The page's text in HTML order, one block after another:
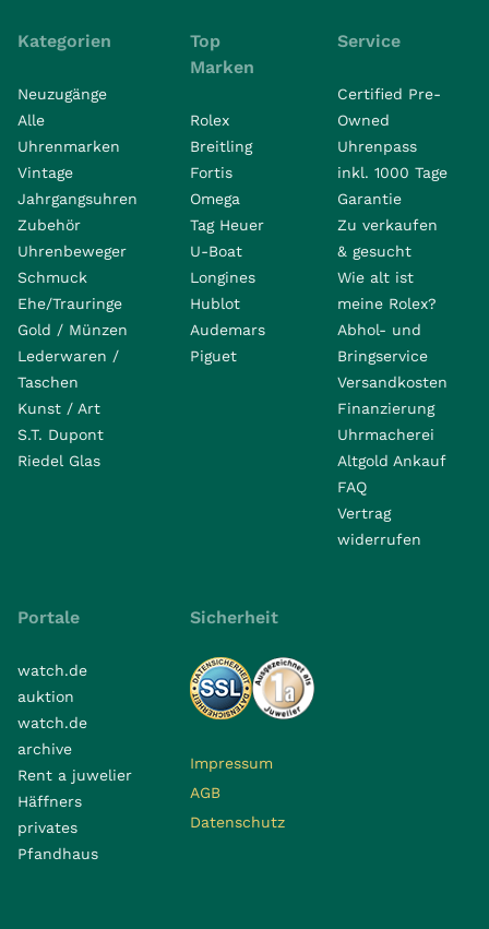
Kategorien
Neuzugänge
Alle
Uhrenmarken
Vintage
Jahrgangsuhren
Zubehör
Uhrenbeweger
Schmuck
Ehe/Trauringe
Gold / Münzen
Lederwaren /
Taschen
Kunst / Art
S.T. Dupont
Riedel Glas
Top
Marken
Rolex
Breitling
Fortis
Omega
Tag Heuer
U-Boat
Longines
Hublot
Audemars
Piguet
Service
Certified Pre-
Owned
Uhrenpass
inkl. 1000 Tage
Garantie
Zu verkaufen
& gesucht
Wie alt ist
meine Rolex?
Abhol- und
Bringservice
Versandkosten
Finanzierung
Uhrmacherei
Altgold Ankauf
FAQ
Vertrag
widerrufen
Portale
watch.de
auktion
watch.de
archive
Rent a juwelier
Häffners
privates
Pfandhaus
Sicherheit
Impressum
AGB
Datenschutz